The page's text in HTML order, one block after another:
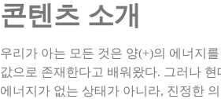
콘텐츠 소개
우리가 아는 모든 것은 양(+)의 에너지
값으로 존재한다고 배워왔다. 그러나
에너지가 없는 상태가 아니라, 진정한